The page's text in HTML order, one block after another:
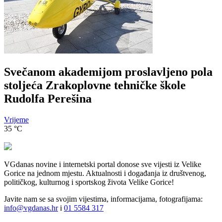
Svečanom akademijom proslavljeno pola
stoljeća Zrakoplovne tehničke škole
Rudolfa Perešina
Vrijeme
35 °C
VGdanas novine i internetski portal donose sve vijesti iz Velike
Gorice na jednom mjestu. Aktualnosti i događanja iz društvenog,
političkog, kulturnog i sportskog života Velike Gorice!
Javite nam se sa svojim vijestima, informacijama, fotografijama:
info@vgdanas.hri 01 5584 317